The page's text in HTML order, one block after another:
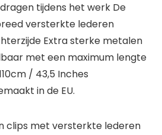
tijdens het werk De
versterkte lederen
Extra sterke metalen
met een maximum lengte
/ 43,5 Inches
in de EU.
clips met versterkte lederen